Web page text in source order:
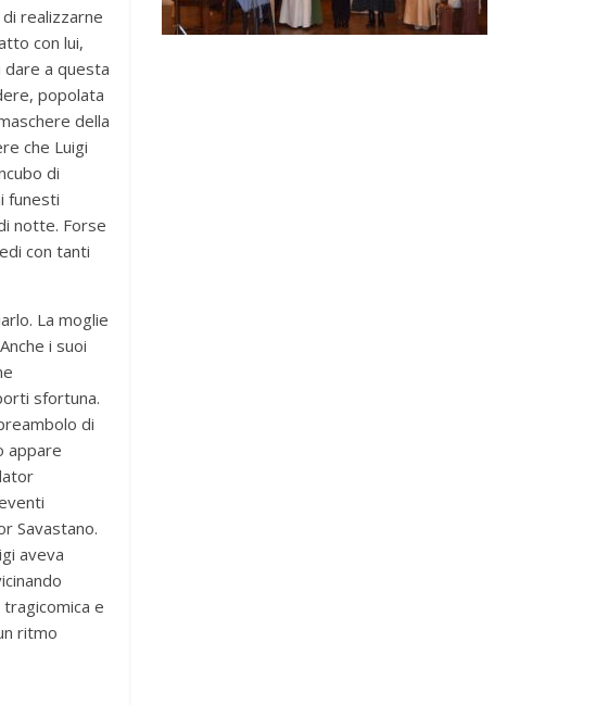
realizzarne
con lui,
a questa
popolata
della
che Luigi
di
funesti
notte. Forse
con tanti
La moglie
i suoi
sfortuna.
di
appare
Savastano.
aveva
tragicomica e
ritmo